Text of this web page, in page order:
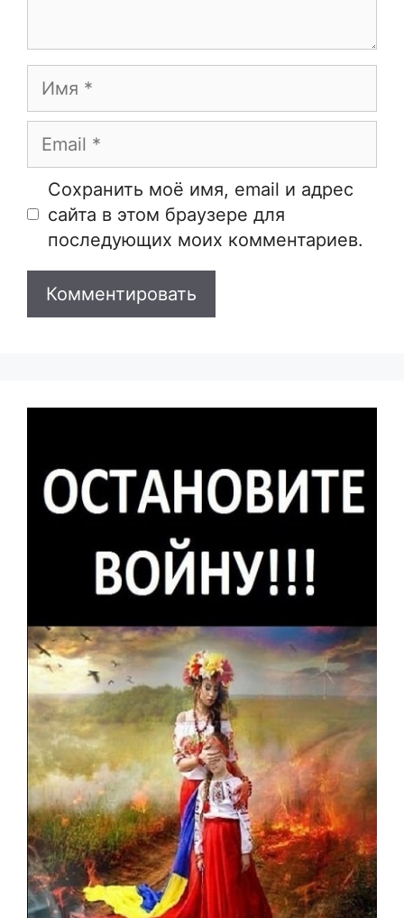
Имя
Email
Сайт
Сохранить моё имя, email и адрес
сайта в этом браузере для
последующих моих комментариев.